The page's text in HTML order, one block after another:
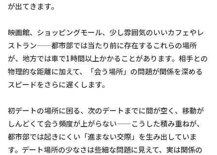
が出てきます。
映画館、ショッピングモール、少し雰囲気のいいカフェやレ
ストラン——都市部では当たり前に存在するこれらの場所
が、地方では車で1時間以上かかることがあります。相手との
物理的な距離に加えて、「会う場所」の問題が関係を深める
スピードをさらに遅くします。
初デートの場所に困る、次のデートまでに間が空く、移動が
しんどくて会う頻度が上がらない——こうした積み重ねが、
都市部では起きにくい「進まない交際」を生み出していま
す。デート場所の少なさは些細な問題に見えて、実は関係の